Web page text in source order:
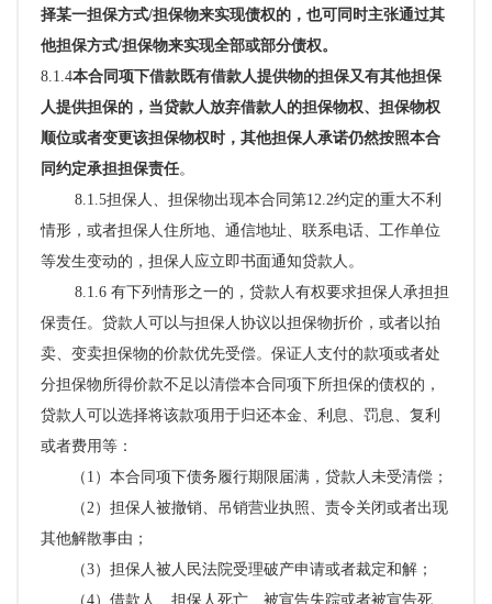
择某一担保方式/担保物来实现债权的，也可同时主张通过其
他担保方式/担保物来实现全部或部分债权。
8.1.4本合同项下借款既有借款人提供物的担保又有其他担保
人提供担保的，当贷款人放弃借款人的担保物权、担保物权
顺位或者变更该担保物权时，其他担保人承诺仍然按照本合
同约定承担担保责任。
8.1.5担保人、担保物出现本合同第12.2约定的重大不利
情形，或者担保人住所地、通信地址、联系电话、工作单位
等发生变动的 ，担保人应立即书面通知贷款人。
8.1.6 有下列情形之一的，贷款人有权要求担保人承担担
保责任。贷款人可以与担保人协议以担保物折价，或者以拍
卖、变卖担保物的价款优先受偿。保证人支付的款项或者处
分担保物所得价款不足以清偿本合同项下所担保的债权的，
贷款人可以选择将该款项用于归还本金、利息、罚息、复利
或者费用等：
（ 1）本合同项下债务履行期限届满，贷款人未受清偿；
（2）担保人被撤销、吊销营业执照、责令关闭或者出现
其他解散事由；
（3）担保人被人民法院受理破产申请或者裁定和解；
（4）借款人、担保人死亡、被宣告失踪或者被宣告死